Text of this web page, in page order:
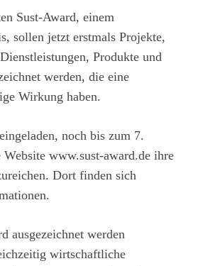
Sust-Award, einem
sollen jetzt erstmals Projekte,
Produkte und
werden, die eine
Wirkung haben.
noch bis zum 7.
Website www.sust-award.de ihre
Dort finden sich
ausgezeichnet werden
wirtschaftliche